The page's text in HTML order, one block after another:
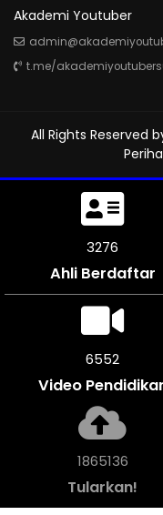
Akademi Youtuber
t.me/
All Rights Reserved
3714
Ahli Berdaftar
7422
Video
2112796
Tularkan!